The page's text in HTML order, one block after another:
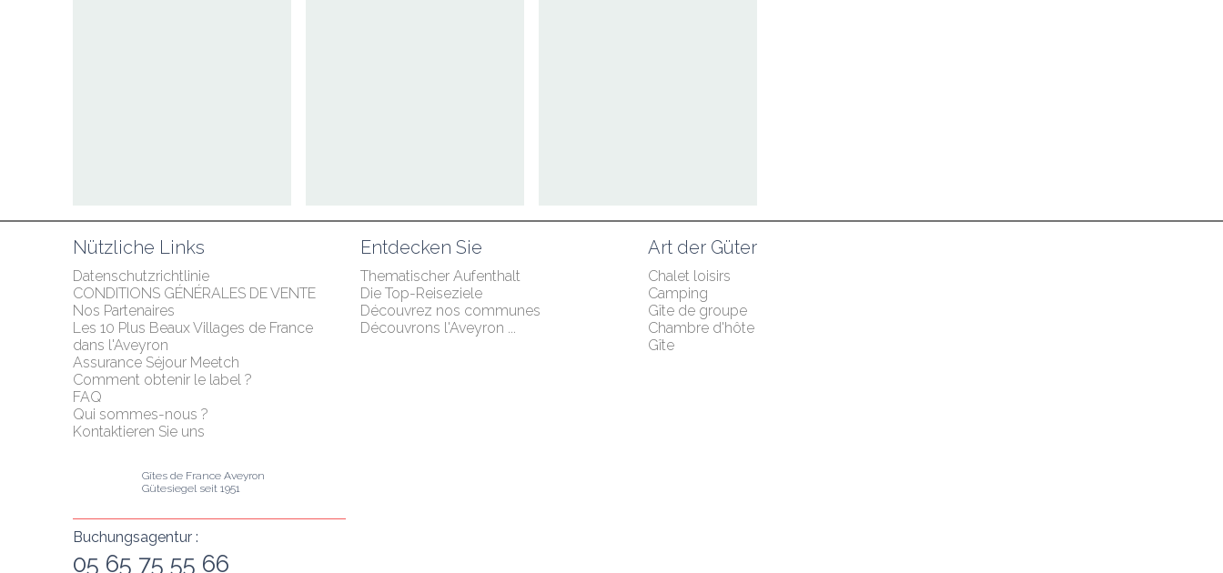
Nützliche Links
Datenschutzrichtlinie
CONDITIONS GÉNÉRALES DE VENTE
Nos Partenaires
Les 10 Plus Beaux Villages de France
dans l'Aveyron
Assurance Séjour Meetch
Comment obtenir le label ?
FAQ
Qui sommes-nous ?
Kontaktieren Sie uns
Entdecken Sie
Thematischer Aufenthalt
Die Top-Reiseziele
Découvrez nos communes
Découvrons l'Aveyron ...
Art der Güter
Chalet loisirs
Camping
Gîte de groupe
Chambre d'hôte
Gîte
Gîtes de France Aveyron
Gütesiegel seit 1951
Buchungsagentur :
05 65 75 55 66